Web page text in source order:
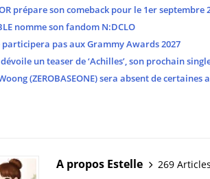
prépare son comeback pour le 1er septembre
nomme son fandom N:DCLO
participera pas aux Grammy Awards 2027
dévoile un teaser de ‘Achilles’, son prochain
(ZEROBASEONE) sera absent de
A propos Estelle
269 Articles